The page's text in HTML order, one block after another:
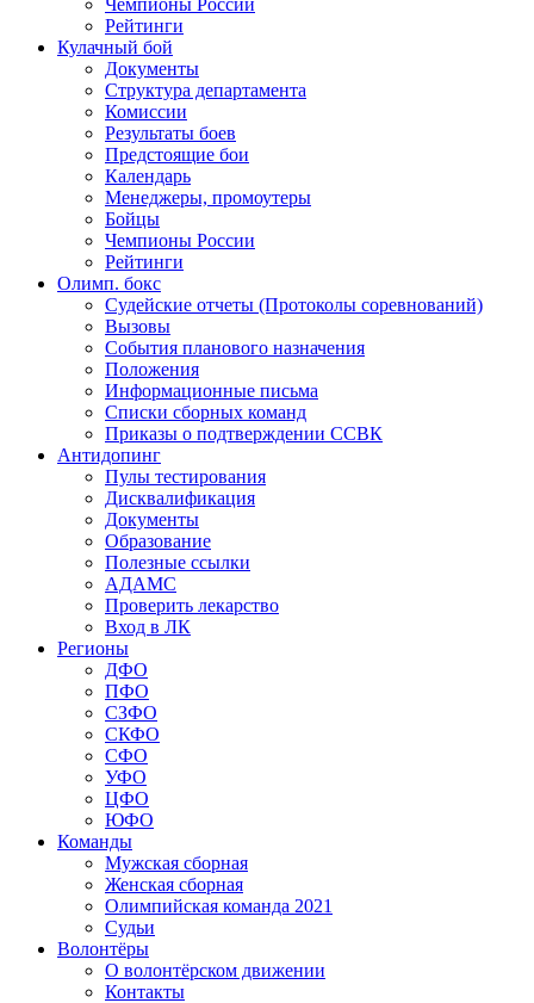
Чемпионы России
Рейтинги
Кулачный бой
Документы
Структура департамента
Комиссии
Результаты боев
Предстоящие бои
Календарь
Менеджеры, промоутеры
Бойцы
Чемпионы России
Рейтинги
Олимп. бокс
Судейские отчеты (Протоколы соревнований)
Вызовы
События планового назначения
Положения
Информационные письма
Списки сборных команд
Приказы о подтверждении ССВК
Антидопинг
Пулы тестирования
Дисквалификация
Документы
Образование
Полезные ссылки
АДАМС
Проверить лекарство
Вход в ЛК
Регионы
ДФО
ПФО
СЗФО
СКФО
СФО
УФО
ЦФО
ЮФО
Команды
Мужская сборная
Женская сборная
Олимпийская команда 2021
Судьи
Волонтёры
О волонтёрском движении
Контакты